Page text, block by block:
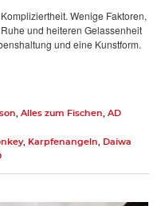
Wenige Faktoren,
und heiteren Gelassenheit
und eine Kunstform.
Alles zum Fischen
AD
, Karpfenangeln
Daiwa